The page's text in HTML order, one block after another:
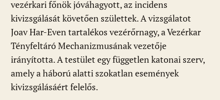
vezérkari főnök jóváhagyott, az incidens
kivizsgálását követően születtek. A vizsgálatot
Joav Har-Even tartalékos vezérőrnagy, a Vezérkar
Tényfeltáró Mechanizmusának vezetője
irányította. A testület egy független katonai szerv,
amely a háború alatti szokatlan események
kivizsgálásáért felelős.